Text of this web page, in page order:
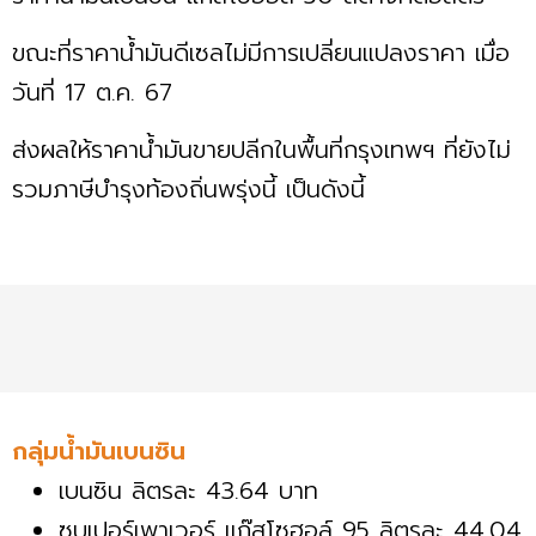
ขณะที่ราคาน้ำมันดีเซลไม่มีการเปลี่ยนแปลงราคา เมื่อ
วันที่ 17 ต.ค. 67
ส่งผลให้ราคาน้ำมันขายปลีกในพื้นที่กรุงเทพฯ ที่ยังไม่
รวมภาษีบำรุงท้องถิ่นพรุ่งนี้ เป็นดังนี้
กลุ่มน้ำมันเบนซิน
เบนซิน ลิตรละ 43.64 บาท